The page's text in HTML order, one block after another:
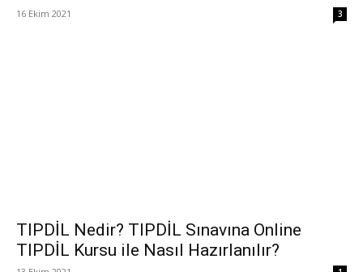
16 Ekim 2021 3
TIPDİL Nedir? TIPDİL Sınavına Online
TIPDİL Kursu ile Nasıl Hazırlanılır?